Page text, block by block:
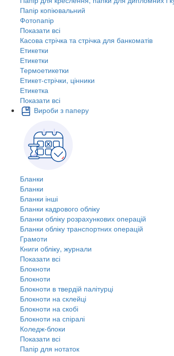
Папір копіювальний
Фотопапір
Показати всі
Касова стрічка та стрічка для банкоматів
Етикетки
Етикетки
Термоетикетки
Етикет-стрічки, цінники
Етикетка
Показати всі
Вироби з паперу
Бланки
Бланки
Бланки інші
Бланки кадрового обліку
Бланки обліку розрахункових операцій
Бланки обліку транспортних операцій
Грамоти
Книги обліку, журнали
Показати всі
Блокноти
Блокноти
Блокноти в твердій палітурці
Блокноти на склейці
Блокноти на скобі
Блокноти на спіралі
Коледж-блоки
Показати всі
Папір для нотаток